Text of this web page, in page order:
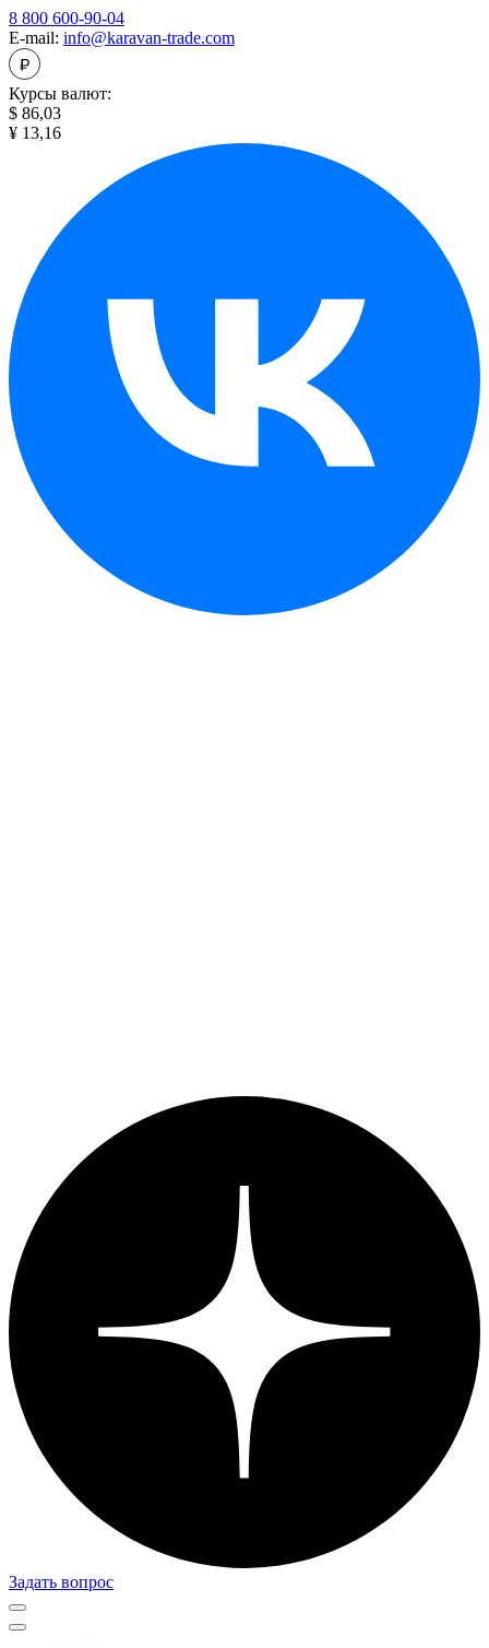
8 800 600-90-04
E-mail: info@karavan-trade.com
Курсы валют:
$ 86,03
¥ 13,16
Задать вопрос